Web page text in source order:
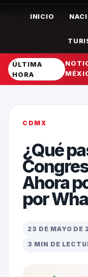
INICIO
ÚLTIMA
HORA
CDMX
¿Qué
Ahora
por
23 DE MAYO DE
3 MIN DE